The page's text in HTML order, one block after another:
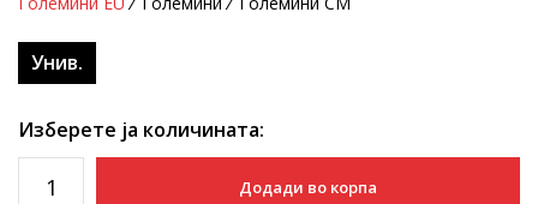
Унив.
Изберете ја количината:
Додади во корпа